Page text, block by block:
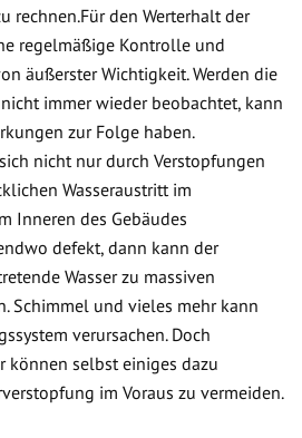
rechnen.Für den Werterhalt der
regelmäßige Kontrolle und
äußerster Wichtigkeit. Werden die
immer wieder beobachtet, kann
zur Folge haben.
nicht nur durch Verstopfungen
Wasseraustritt im
Inneren des Gebäudes
defekt, dann kann der
Wasser zu massiven
Schimmel und vieles mehr kann
verursachen. Doch
können selbst einiges dazu
im Voraus zu vermeiden.